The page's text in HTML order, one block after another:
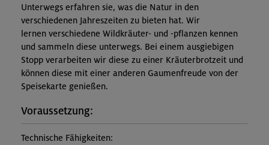
Unterwegs erfahren sie, was die Natur in den
verschiedenen Jahreszeiten zu bieten hat. Wir
lernen verschiedene Wildkräuter- und -pflanzen kennen
und sammeln diese unterwegs. Bei einem ausgiebigen
Stopp verarbeiten wir diese zu einer Kräuterbrotzeit und
können diese mit einer anderen Gaumenfreude von der
Speisekarte genießen.
Voraussetzung:
Technische Fähigkeiten: